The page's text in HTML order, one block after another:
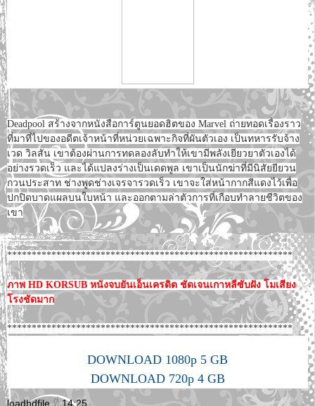
Deadpool สร้างจากหนังสือการ์ตูนยอดฮิตของ Marvel ถ่ายทอดเรื่องราว
ที่มาที่ไปของอดีตเจ้าหน้าที่หน่วยเฉพาะกิจที่ผันตัวเอง เป็นทหารรับจ้าง
เวด วิลสัน เขาต้องผ่านการทดลองลับทำให้เขามีพลังเยียวยาตัวเองได้
อย่างรวดเร็ว และได้แปลงร่างเป็นเดดพูล เขาเป็นนักฆ่าที่มีนิสัยยียวน
กวนประสาท ช่างพูดช่างเจรจารวดเร็ว เขาจะใส่หน้ากากสีแดงไว้เพื่อ
ปกปิดบาดแผลบนใบหน้า และออกตามล่าตัวการที่เกือบทำลายชีวิตของ
เขา
**********************************************************
ภาพ HD KORSUB หนังจบยันเอ็นเครดิต ชัดเจนเกาหลีซับฝัง โมเสียง
โรงชัดมาก
**********************************************************
DOWNLOAD 1080p 5 GB
DOWNLOAD 720p 4 GB
loadhdfile ที่ 14:25